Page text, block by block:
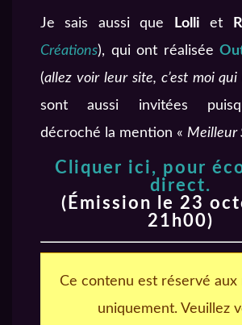
Je sais aussi que Lolli et
Créations), qui ont réalisée
(allez voir leur site, c’est moi
sont aussi invitées
décroché la mention « Meilleur
Cliquer ici, pour
direct.
(Émission le 23
21h00)
Ce contenu est réservé aux
uniquement. Veuillez